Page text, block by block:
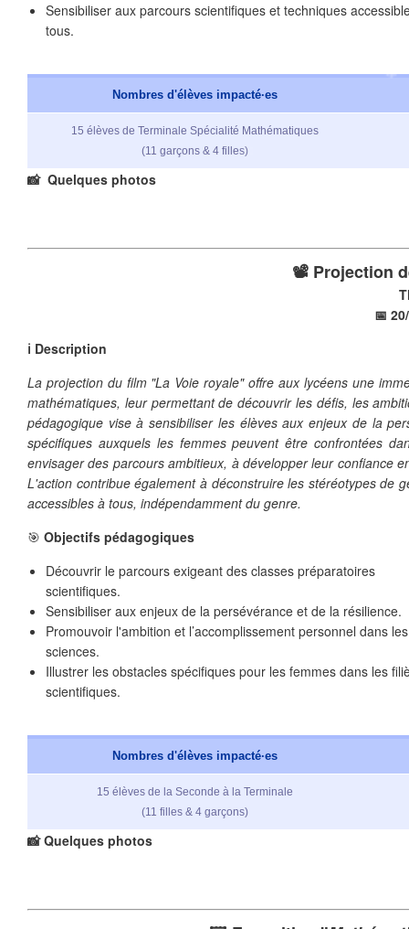
❄
❄
Sensibiliser aux parcours scientifiques et techniques
tous.
Nombres d'élèves impacté·es
15 élèves de Terminale Spécialité Mathématiques
(11 garçons & 4 filles)
📸 Quelques photos
📽️ Projection
📅
ℹ️ Description
La projection du film "La Voie royale" offre aux lycéens une
mathématiques, leur permettant de découvrir les défis, les
pédagogique vise à sensibiliser les élèves aux enjeux de la
spécifiques auxquels les femmes peuvent être confrontées
envisager des parcours ambitieux, à développer leur confiance
L'action contribue également à déconstruire les stéréotypes de
accessibles à tous, indépendamment du genre.
🎯 Objectifs pédagogiques
Découvrir le parcours exigeant des classes préparatoires
scientifiques.
Sensibiliser aux enjeux de la persévérance et de la résilience.
Promouvoir l'ambition et l’accomplissement personnel dans les
sciences.
Illustrer les obstacles spécifiques pour les femmes dans les
scientifiques.
Nombres d'élèves impacté·es
15 élèves de la Seconde à la Terminale
(11 filles & 4 garçons)
📸 Quelques photos